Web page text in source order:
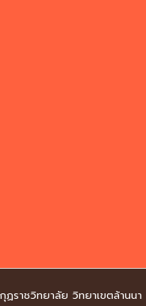
าชวิทยาลัย วิทยาเขตล้านนา